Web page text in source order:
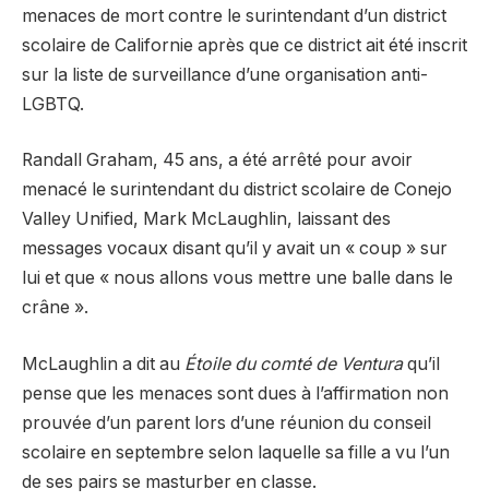
menaces de mort contre le surintendant d’un district
scolaire de Californie après que ce district ait été inscrit
sur la liste de surveillance d’une organisation anti-
LGBTQ.
Randall Graham, 45 ans, a été arrêté pour avoir
menacé le surintendant du district scolaire de Conejo
Valley Unified, Mark McLaughlin, laissant des
messages vocaux disant qu’il y avait un « coup » sur
lui et que « nous allons vous mettre une balle dans le
crâne ».
McLaughlin a dit au Étoile du comté de Venturaqu’il
pense que les menaces sont dues à l’affirmation non
prouvée d’un parent lors d’une réunion du conseil
scolaire en septembre selon laquelle sa fille a vu l’un
de ses pairs se masturber en classe.